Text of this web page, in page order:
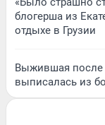
блогерша из
отдыхе в Грузии
Выжившая после
выписалась из